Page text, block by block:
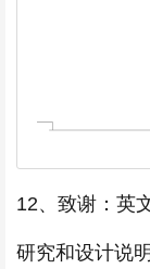
12、致谢：英
研究和设计说